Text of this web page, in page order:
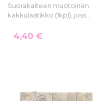
Suorakaiteen muotoinen
kakkulaatikko (1kpl), joss…
4,40 €